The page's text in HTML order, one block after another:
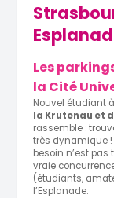
Les
la Cité
Nouvel étudiant
la Krutenau et
rassemble :
très dynamique
besoin n’est
vraie
(étudiants,
l’Esplanade.